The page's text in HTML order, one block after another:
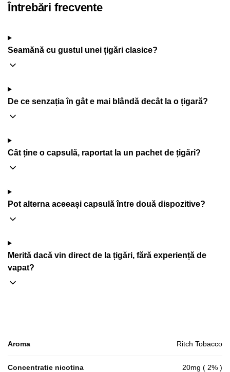
Întrebări frecvente
Seamănă cu gustul unei țigări clasice?
De ce senzația în gât e mai blândă decât la o țigară?
Cât ține o capsulă, raportat la un pachet de țigări?
Pot alterna aceeași capsulă între două dispozitive?
Merită dacă vin direct de la țigări, fără experiență de
vapat?
Aroma Ritch Tobacco
Concentratie nicotina 20mg ( 2% )